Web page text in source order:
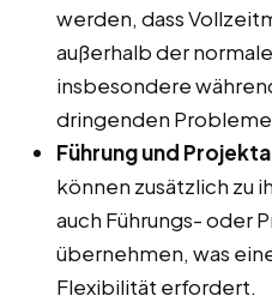
werden, dass
außerhalb der
insbesondere
dringenden
Führung und
können zusätzlich zu
auch Führungs- oder
übernehmen, was
Flexibilität erfordert.